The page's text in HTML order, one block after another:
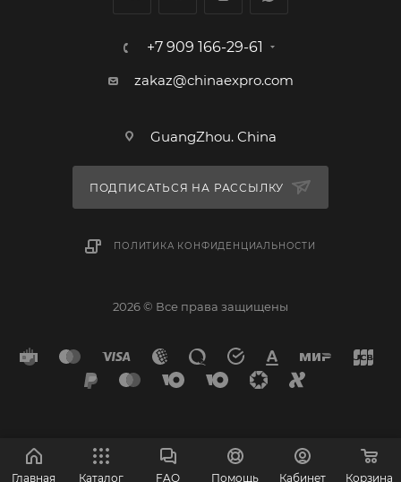
+7 909 166-29-61
zakaz@chinaexpro.com
GuangZhou. China
ПОДПИСАТЬСЯ НА РАССЫЛКУ
ПОЛИТИКА КОНФИДЕНЦИАЛЬНОСТИ
2026 © Все права защищены
Главная Каталог FAQ Помощь Кабинет Корзина